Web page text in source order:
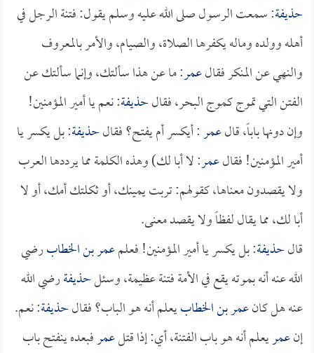
حذيفة: سمعت الرسول صلى الله عليه وسلم يقول: فتنة الرجل في
أهله وولده وماله يكفرها الصلاة، والصيام، والأمر بالمعروف
والنهي عن المنكر فقالعمر: ما عن هذا سألتك، وإنما سألتك عن
الفتن التي تموج كموج البحر، فقالحذيفة: نعم يا أمير المؤمنين!
وإن دونها باباً، قالعمر: أيكسر أم يفتح؟ فقالحذيفة: بل يكسر يا
أمير المؤمنين! فقالعمر: لا أبا لك) وهذه الكلمة مما يرددها العرب
ولا يقصدون معناها، كقولهم: تربت يمينك، أو ثكلتك أمك، أو لا
أبا لك، مما يقال لفظاً ولا يقصد معنى.
قالحذيفة: بل يكسر يا أمير المؤمنين! فعلمعمر بن الخطابرضي
الله عنه أنه بموته يقع في الأمة فتنة عظيمة، وسئلحذيفةرضي الله
عنه هل كانعمر بن الخطابيعلم أنه هو الباب؟ فقالحذيفة: نعم.
إنعمريعلم أنه هو باب الفتنة، أي: إذا قتلعمرفبعده ينفتح باب